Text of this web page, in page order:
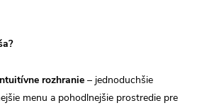
rozhranie – jednoduchšie
menu a pohodlnejšie prostredie pre